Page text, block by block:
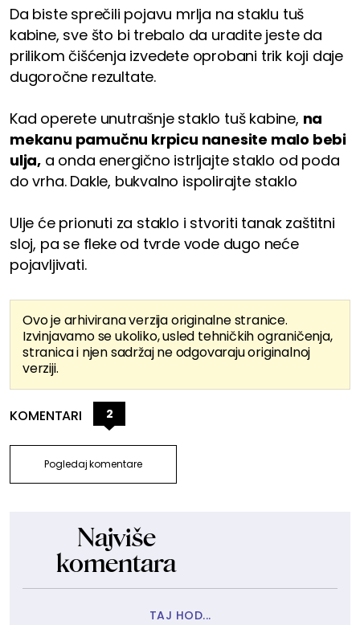
Da biste sprečili pojavu mrlja na staklu tuš
kabine, sve što bi trebalo da uradite jeste da
prilikom čišćenja izvedete oprobani trik koji daje
dugoročne rezultate.
Kad operete unutrašnje staklo tuš kabine, na
mekanu pamučnu krpicu nanesite malo bebi
ulja, a onda energično istrljajte staklo od poda
do vrha. Dakle, bukvalno ispolirajte staklo
Ulje će prionuti za staklo i stvoriti tanak zaštitni
sloj, pa se fleke od tvrde vode dugo neće
pojavljivati.
Ovo je arhivirana verzija originalne stranice.
Izvinjavamo se ukoliko, usled tehničkih ograničenja,
stranica i njen sadržaj ne odgovaraju originalnoj
verziji.
KOMENTARI 2
Pogledaj komentare
Najviše
komentara
TAJ HOD...